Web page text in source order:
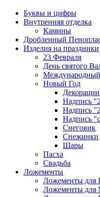
Буквы и цифры
Внутренняя отделка
Камины
Дробленный
Изделия на праздники
23 Февраля
День святого
Новый Год
Надпись
Надпись
Надпись
Снеговик
Снежинки
Шары
Пасха
Свадьба
Ложементы
Ложементы для
Ложементы для